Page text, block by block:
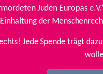
Juden Europas
der
Jede Spende trägt